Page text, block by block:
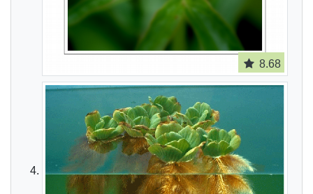
8.68